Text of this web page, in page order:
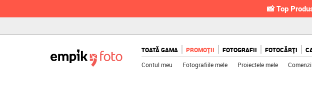
📸 Top
TOATĂ GAMA PROMOȚII FOTOGRAFII FOTOCĂRȚI
Contul meu Fotografiile mele Proiectele mele